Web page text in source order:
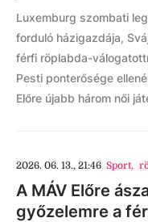
Luxemburg szombati
forduló házigazdája,
férfi röplabda-
Pesti ponterősége
Előre újabb három női
2026. 06. 13., 21:46 Sport,
A MÁV Előre
győzelemre a